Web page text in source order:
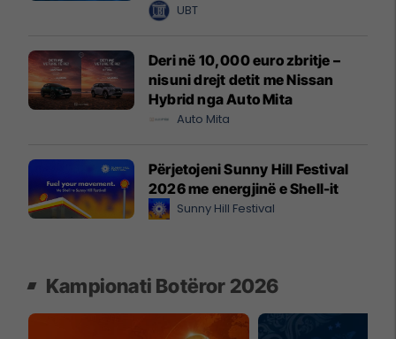
UBT
Deri në 10,000 euro zbritje –
nisuni drejt detit me Nissan
Hybrid nga Auto Mita
Auto Mita
Përjetojeni Sunny Hill Festival
2026 me energjinë e Shell-it
Sunny Hill Festival
Kampionati Botëror 2026